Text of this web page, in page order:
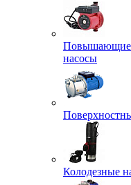
Повышающие
насосы
Колодезные